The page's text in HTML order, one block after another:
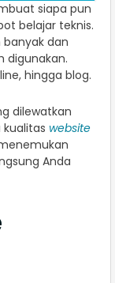
siapa pun
belajar teknis.
dan
digunakan.
hingga blog.
dilewatkan
website
Anda